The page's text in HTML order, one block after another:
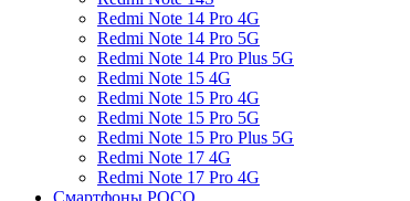
Redmi Note 14 Pro 4G
Redmi Note 14 Pro 5G
Redmi Note 14 Pro Plus 5G
Redmi Note 15 4G
Redmi Note 15 Pro 4G
Redmi Note 15 Pro 5G
Redmi Note 15 Pro Plus 5G
Redmi Note 17 4G
Redmi Note 17 Pro 4G
Смартфоны POCO